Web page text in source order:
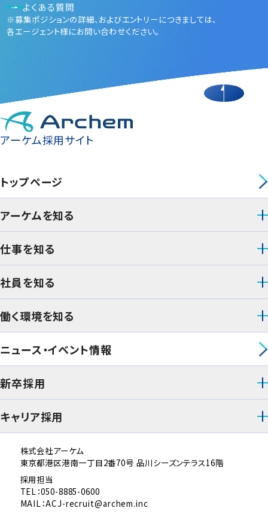
よくある質問
※募集ポジションの詳細、およびエントリーにつきましては、
各エージェント様にお問い合わせください。
アーケム採用サイト
株式会社アーケム
東京都港区港南一丁目2番70号 品川シーズンテラス16階
採用担当
TEL：050-8885-0600
MAIL：ACJ-recruit@archem.inc
トップページ
アーケムを知る
仕事を知る
社員を知る
働く環境を知る
ニュース・イベント情報
新卒採用
キャリア採用